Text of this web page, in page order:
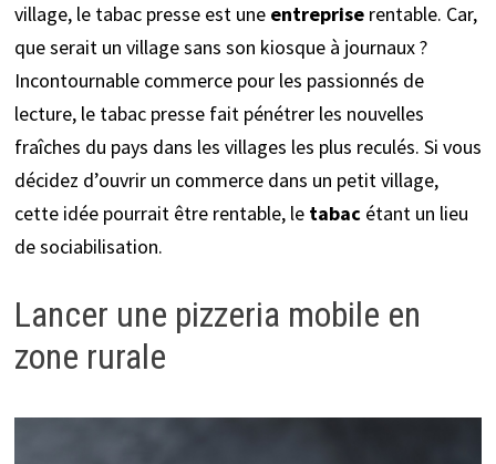
village, le tabac presse est une entrepriserentable. Car,
que serait un village sans son kiosque à journaux ?
Incontournable commerce pour les passionnés de
lecture, le tabac presse fait pénétrer les nouvelles
fraîches du pays dans les villages les plus reculés. Si vous
décidez d’ouvrir un commerce dans un petit village,
cette idée pourrait être rentable, le tabac étant un lieu
de sociabilisation.
Lancer une pizzeria mobile en
zone rurale